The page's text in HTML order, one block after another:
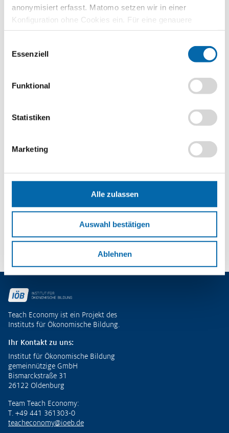
anonymisiert erfasst. Matomo setzen wir in einer
Konfiguration ohne Cookies ein. Für eine genauere
Analyse bitte wir Sie, auch den optional wählbaren
Essenziell
Funktional
Statistiken
Marketing
Alle zulassen
Auswahl bestätigen
Ablehnen
WIWAG, Ecoland und Isle of Economy
Ökonomische Modelle in 30 Minuten
Unternehmerisch Denken und Handeln
– Potenziale entdecken und
ökonomische Kompetenzen entwickeln
Zu den Publikationen
Teach Economy ist ein Projekt des
Instituts für Ökonomische Bildung.
Ihr Kontakt zu uns:
Institut für Ökonomische Bildung
gemeinnützige GmbH
Bismarckstraße 31
26122 Oldenburg
Team Teach Economy:
T. +49 441 361303-0
teacheconomy@ioeb.de